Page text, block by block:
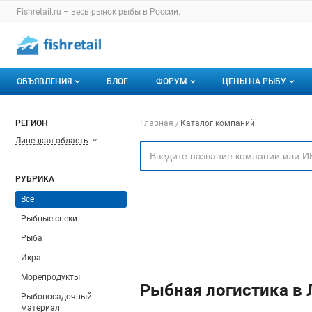
Раздел навигации по сайту fishretail.ru
Fishretail.ru – весь рынок рыбы в России.
Авторизация и меню пользователя
Навигация по разделам сайта fishretail.ru
ОБЪЯВЛЕНИЯ
Горячее предложение
БЛОГ ФОРУМ
Избранные
С моим участием
ЦЕНЫ НА РЫБУ
Актуальные
Динамика цен
РЕГИОН
Липецкая область
РУБРИКА
Все
Рыбные снеки
Рыба
Икра
Морепродукты
Рыбопосадочный
материал
Навигация по
Главная Каталог компаний
Рыбная логистика в